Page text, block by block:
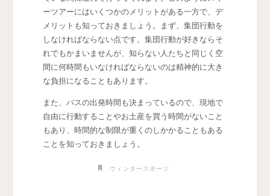
ーツアーにはいくつかのメリットがある一方で、デ
メリットも知っておきましょう。まず、集団行動を
しなければならない点です。集団行動が好きならそ
れでもかまいませんが、知らない人たちと同じく空
間に何時間もいなければならないのは精神的に大き
な負担になることもあります。
また、バスの出発時間も決まっているので、現地で
自由に行動することやお土産を買う時間がないこと
もあり、時間的な制限が重くのしかかることもある
ことを知っておきましょう。
ウィンタースポーツ